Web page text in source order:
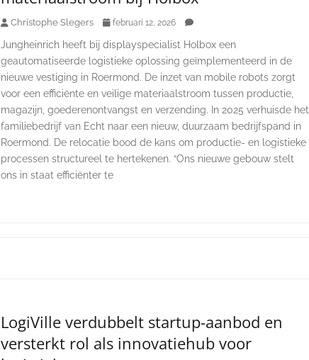
Christophe Slegers februari 12, 2026
Jungheinrich heeft bij displayspecialist Holbox een
geautomatiseerde logistieke oplossing geïmplementeerd in de
nieuwe vestiging in Roermond. De inzet van mobile robots zorgt
voor een efficiënte en veilige materiaalstroom tussen productie,
magazijn, goederenontvangst en verzending. In 2025 verhuisde het
familiebedrijf van Echt naar een nieuw, duurzaam bedrijfspand in
Roermond. De relocatie bood de kans om productie- en logistieke
processen structureel te hertekenen. “Ons nieuwe gebouw stelt
ons in staat efficiënter te
LogiVille verdubbelt startup-aanbod en
versterkt rol als innovatiehub voor